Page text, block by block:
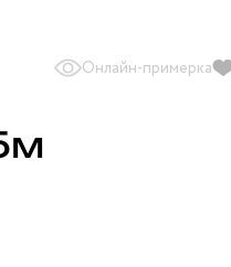
Онлайн-примерка